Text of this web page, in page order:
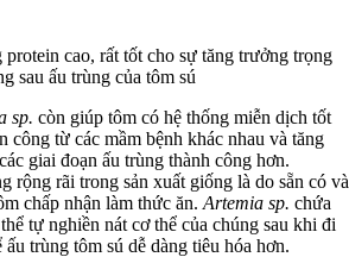
cao, rất tốt cho sự tăng trưởng trọng
sau ấu trùng của tôm sú
sp. còn giúp tôm có hệ thống miễn dịch tốt
công từ các mầm bệnh khác nhau và tăng
giai đoạn ấu trùng thành công hơn.
rộng rãi trong sản xuất giống là do sẵn có và
chấp nhận làm thức ăn. Artemia sp. chứa
tự nghiền nát cơ thể của chúng sau khi đi
trùng tôm sú dễ dàng tiêu hóa hơn.